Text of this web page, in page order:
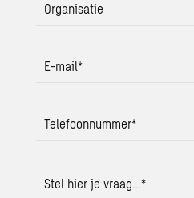
Organisatie
E-mail*
Telefoonnummer*
Stel hier je vraag…*